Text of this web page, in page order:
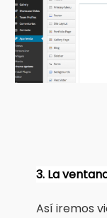
3. La
Así iremos